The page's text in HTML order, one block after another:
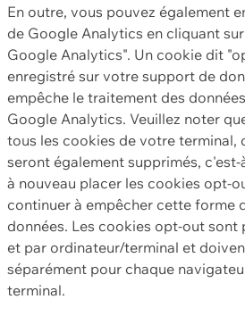
En outre, vous pouvez également
de Google Analytics en cliquant
Google Analytics". Un cookie dit
enregistré sur votre support de
empêche le traitement des
Google Analytics. Veuillez noter
tous les cookies de votre terminal,
seront également supprimés,
à nouveau placer les cookies opt-
continuer à empêcher cette forme
données. Les cookies opt-out sont
et par ordinateur/terminal et
séparément pour chaque
terminal.